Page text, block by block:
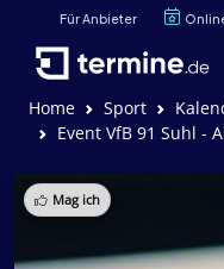
Für Anbieter
Home Sport
Event VfB 91 Suhl -
Mag ich